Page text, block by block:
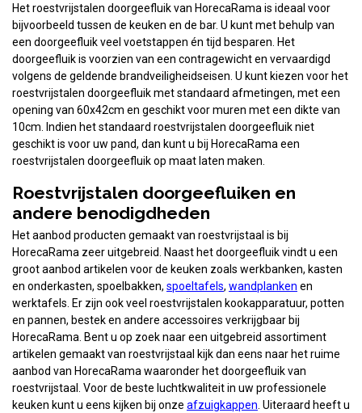
Het roestvrijstalen doorgeefluik van HorecaRama is ideaal voor
bijvoorbeeld tussen de keuken en de bar. U kunt met behulp van
een doorgeefluik veel voetstappen én tijd besparen. Het
doorgeefluik is voorzien van een contragewicht en vervaardigd
volgens de geldende brandveiligheidseisen. U kunt kiezen voor het
roestvrijstalen doorgeefluik met standaard afmetingen, met een
opening van 60x42cm en geschikt voor muren met een dikte van
10cm. Indien het standaard roestvrijstalen doorgeefluik niet
geschikt is voor uw pand, dan kunt u bij HorecaRama een
roestvrijstalen doorgeefluik op maat laten maken.
Roestvrijstalen doorgeefluiken en
andere benodigdheden
Het aanbod producten gemaakt van roestvrijstaal is bij
HorecaRama zeer uitgebreid. Naast het doorgeefluik vindt u een
groot aanbod artikelen voor de keuken zoals werkbanken, kasten
en onderkasten, spoelbakken, spoeltafels, wandplanken en
werktafels. Er zijn ook veel roestvrijstalen kookapparatuur, potten
en pannen, bestek en andere accessoires verkrijgbaar bij
HorecaRama. Bent u op zoek naar een uitgebreid assortiment
artikelen gemaakt van roestvrijstaal kijk dan eens naar het ruime
aanbod van HorecaRama waaronder het doorgeefluik van
roestvrijstaal. Voor de beste luchtkwaliteit in uw professionele
keuken kunt u eens kijken bij onze afzuigkappen. Uiteraard heeft u